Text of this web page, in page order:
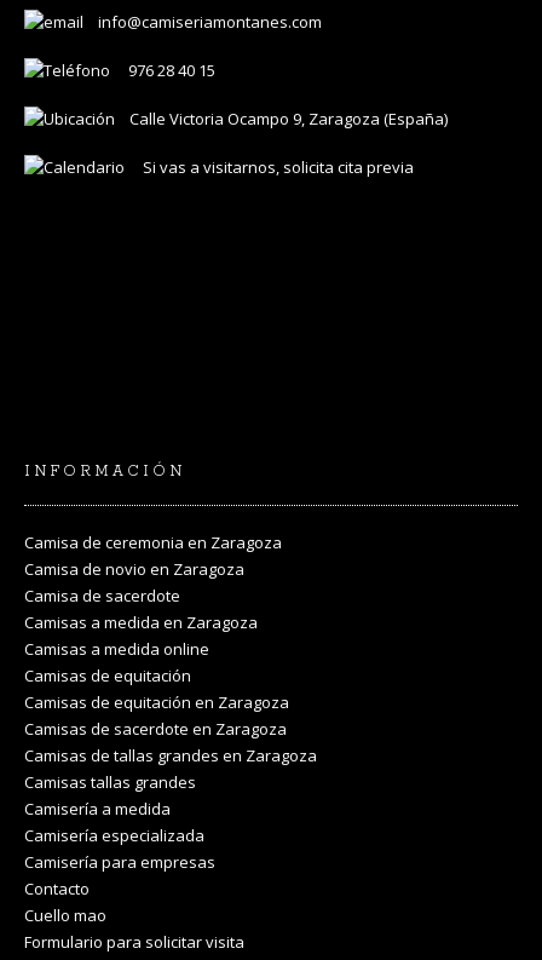
info@camiseriamontanes.com
976 28 40 15
Calle Victoria Ocampo 9, Zaragoza (España)
Si vas a visitarnos, solicita cita previa
INFORMACIÓN
Camisa de ceremonia en Zaragoza
Camisa de novio en Zaragoza
Camisa de sacerdote
Camisas a medida en Zaragoza
Camisas a medida online
Camisas de equitación
Camisas de equitación en Zaragoza
Camisas de sacerdote en Zaragoza
Camisas de tallas grandes en Zaragoza
Camisas tallas grandes
Camisería a medida
Camisería especializada
Camisería para empresas
Contacto
Cuello mao
Formulario para solicitar visita